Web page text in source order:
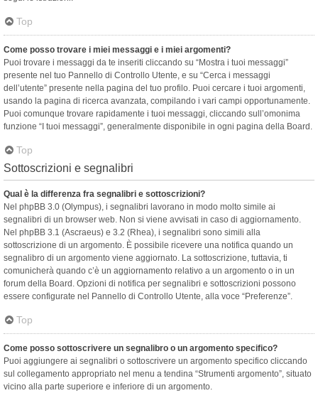
Top
Come posso trovare i miei messaggi e i miei argomenti?
Puoi trovare i messaggi da te inseriti cliccando su “Mostra i tuoi messaggi”
presente nel tuo Pannello di Controllo Utente, e su “Cerca i messaggi
dell’utente” presente nella pagina del tuo profilo. Puoi cercare i tuoi argomenti,
usando la pagina di ricerca avanzata, compilando i vari campi opportunamente.
Puoi comunque trovare rapidamente i tuoi messaggi, cliccando sull’omonima
funzione “I tuoi messaggi”, generalmente disponibile in ogni pagina della Board.
Top
Sottoscrizioni e segnalibri
Qual è la differenza fra segnalibri e sottoscrizioni?
Nel phpBB 3.0 (Olympus), i segnalibri lavorano in modo molto simile ai
segnalibri di un browser web. Non si viene avvisati in caso di aggiornamento.
Nel phpBB 3.1 (Ascraeus) e 3.2 (Rhea), i segnalibri sono simili alla
sottoscrizione di un argomento. È possibile ricevere una notifica quando un
segnalibro di un argomento viene aggiornato. La sottoscrizione, tuttavia, ti
comunicherà quando c’è un aggiornamento relativo a un argomento o in un
forum della Board. Opzioni di notifica per segnalibri e sottoscrizioni possono
essere configurate nel Pannello di Controllo Utente, alla voce “Preferenze”.
Top
Come posso sottoscrivere un segnalibro o un argomento specifico?
Puoi aggiungere ai segnalibri o sottoscrivere un argomento specifico cliccando
sul collegamento appropriato nel menu a tendina “Strumenti argomento”, situato
vicino alla parte superiore e inferiore di un argomento.